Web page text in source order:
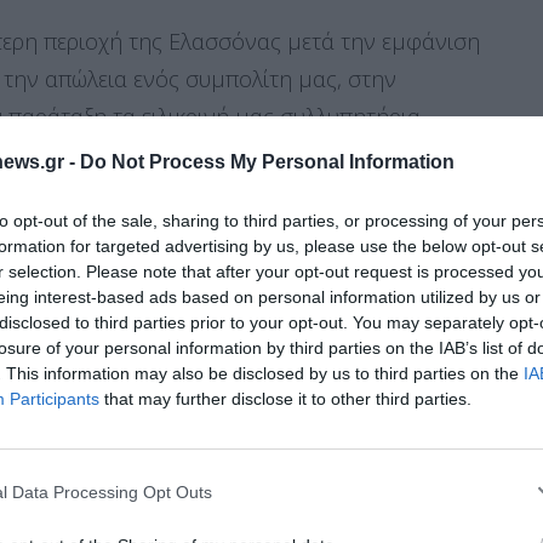
- Do Not Process My Personal Information
opt-out of the sale, sharing to third parties, or processing of your
for targeted advertising by us, please use the below opt-out
selection. Please note that after your opt-out request is processed
interest-based ads based on personal information utilized by us
to third parties prior to your opt-out. You may separately
of your personal information by third parties on the IAB’s list of
This information may also be disclosed by us to third parties on the
Participants that may further disclose it to other third parties.
Data Processing Opt Outs
Διαχείριση Συγκατάθεσης
την καλύτερη εμπειρία, χρησιμοποιούμε τεχνολογίες όπως cookies για
θα μας επιτρέψει να επεξεργαστούμε δεδομένα προσωπικού
ή η ανάκληση της συγκατάθεσης, μπορεί να επηρεάσει
περιοχή της Ελασσόνας μετά την εμφάνιση
απώλεια ενός συμπολίτη μας, στην
τα ειλικρινή μας συλλυπητήρια.
είναι πλήρως αρμόδιος να αναλάβει
για υπεύθυνη ενημέρωση του πληθυσμού,
του δήμου Ελασσόνας και της
σε ανακοίνωση του, με την οποία καλεί όλες
τα επίπεδα για την καλύτερη αντιμετώπιση
οπότε δημοσιοποιήθηκε το λυπηρό αυτό
έγινα αποδέκτης πολλών τηλεφωνημάτων από